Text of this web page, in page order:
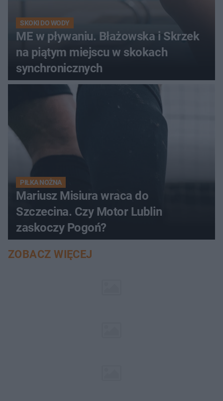
SKOKI DO WODY
ME w pływaniu. Błażowska i Skrzek
na piątym miejscu w skokach
synchronicznych
PIŁKA NOŻNA
Mariusz Misiura wraca do
Szczecina. Czy Motor Lublin
zaskoczy Pogoń?
ZOBACZ WIĘCEJ